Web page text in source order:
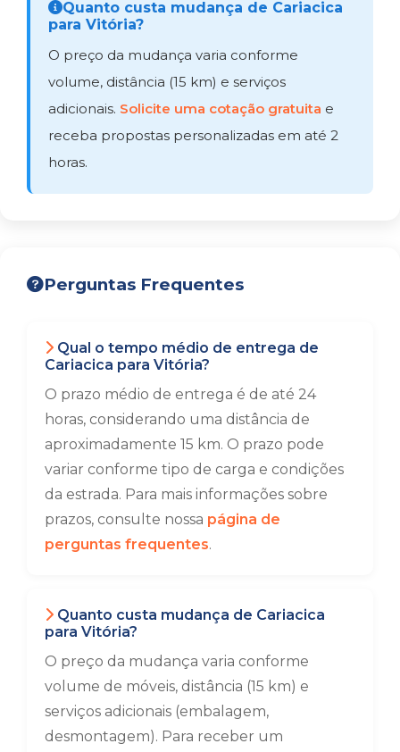
Quanto custa mudança de Cariacica
para Vitória?
O preço da mudança varia conforme
volume, distância (15 km) e serviços
adicionais. Solicite uma cotação gratuita e
receba propostas personalizadas em até 2
horas.
Perguntas Frequentes
Qual o tempo médio de entrega de
Cariacica para Vitória?
O prazo médio de entrega é de até 24
horas, considerando uma distância de
aproximadamente 15 km. O prazo pode
variar conforme tipo de carga e condições
da estrada. Para mais informações sobre
prazos, consulte nossa página de
perguntas frequentes.
Quanto custa mudança de Cariacica
para Vitória?
O preço da mudança varia conforme
volume de móveis, distância (15 km) e
serviços adicionais (embalagem,
desmontagem). Para receber um